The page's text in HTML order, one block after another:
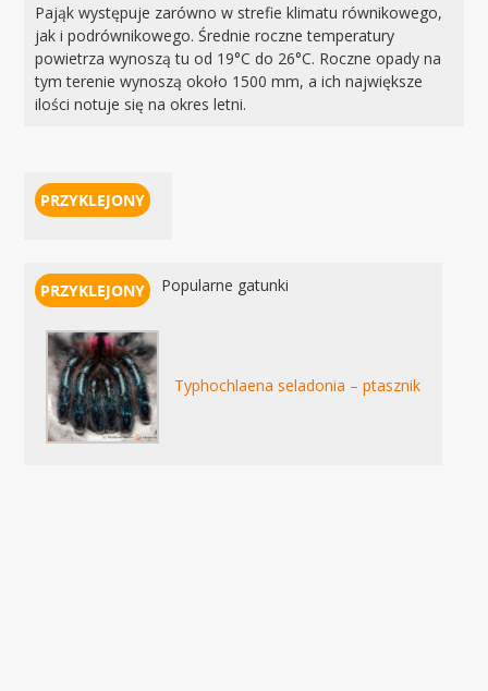
Pająk występuje zarówno w strefie klimatu równikowego,
jak i podrównikowego. Średnie roczne temperatury
powietrza wynoszą tu od 19°C do 26°C. Roczne opady na
tym terenie wynoszą około 1500 mm, a ich największe
ilości notuje się na okres letni.
Popularne gatunki
Typhochlaena seladonia – ptasznik